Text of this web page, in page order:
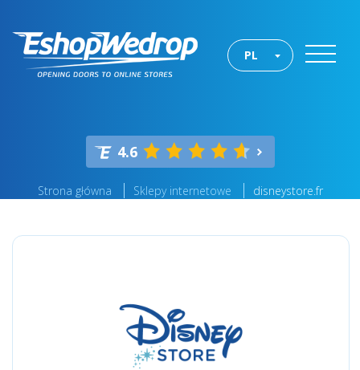
PL
4.6
Strona główna Sklepy internetowe disneystore.fr